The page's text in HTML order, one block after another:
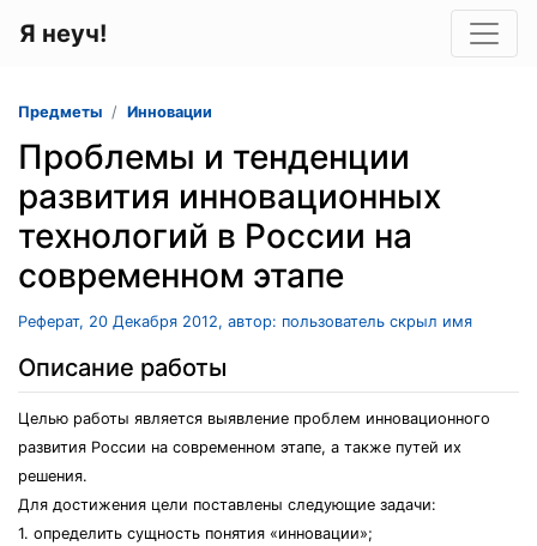
Я неуч!
Предметы Инновации
Проблемы и тенденции
развития инновационных
технологий в России на
современном этапе
Реферат, 20 Декабря 2012, автор: пользователь скрыл имя
Описание работы
Целью работы является выявление проблем инновационного
развития России на современном этапе, а также путей их
решения.
Для достижения цели поставлены следующие задачи:
1. определить сущность понятия «инновации»;